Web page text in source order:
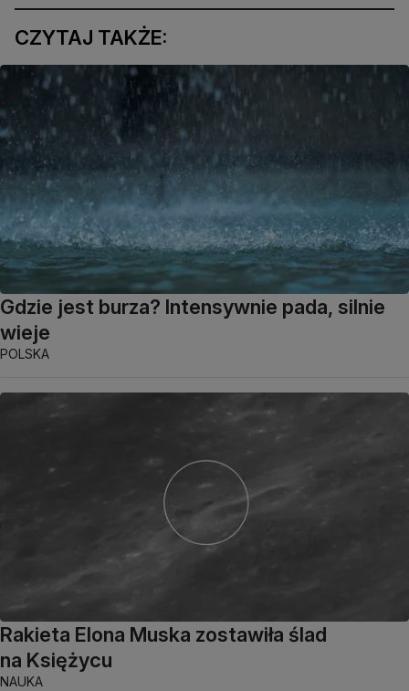
CZYTAJ TAKŻE:
Gdzie jest burza? Intensywnie pada, silnie
wieje
POLSKA
Rakieta Elona Muska zostawiła ślad
na Księżycu
NAUKA